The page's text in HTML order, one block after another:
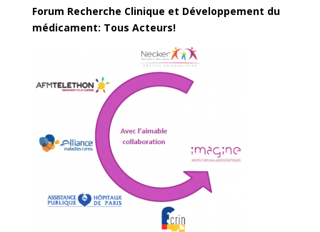
Forum Recherche Clinique et Développement du
médicament: Tous Acteurs!